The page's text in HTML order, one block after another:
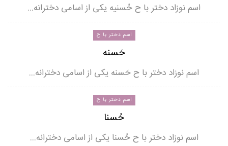
اسم نوزاد دختر با ح حُسنیه یکی از اسامی دخترانه…
اسم دختر با ح
حَسنه
اسم نوزاد دختر با ح حَسنه یکی از اسامی دخترانه…
اسم دختر با ح
حُسنا
اسم نوزاد دختر با ح حُسنا یکی از اسامی دخترانه…